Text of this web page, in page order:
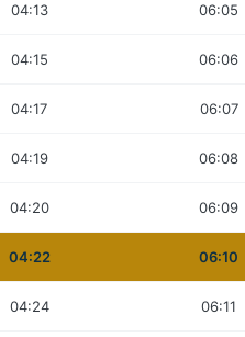
04:13 06:05
04:15 06:06
04:17 06:07
04:19 06:08
04:20 06:09
04:22 06:10
04:24 06:11